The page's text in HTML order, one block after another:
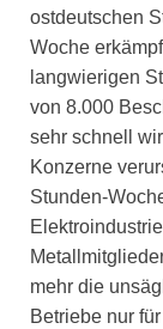
ostdeutschen
Woche
langwierigen
von 8.000
sehr schnell
Konzerne
Stunden-
mehr die
Betriebe nur